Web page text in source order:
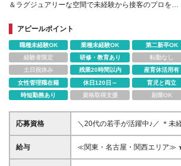
＆ラグジュアリーな空間で未経験から接客のプロを目
アピールポイント
職種未経験OK 業種未経験OK 第二新卒OK
経験者限定
研修・教育あり 転勤なし
土日祝休み
残業20時間以内 産育休活用有
女性管理職在籍
休日120日～ 育児と両立
時短勤務あり
資格取得支援 副業OK
応募資格
＼20代の若手が活躍中♪／ ＊未
迎！ ＊高卒以上 ＼こんな方にピッタリです！／ ★美
容に興味がある方 ★安定した環
給与
≪関東・名古屋・関西エリア≫
（基本給23万+地域手当2万＋